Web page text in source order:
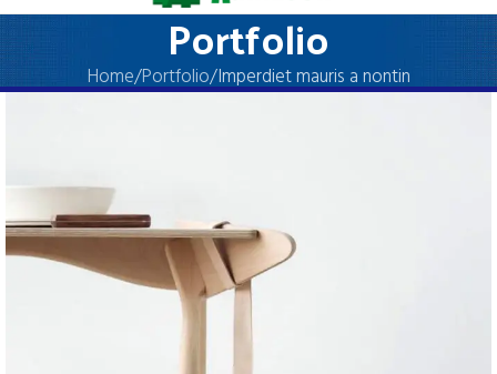
Portfolio
Home Portfolio Imperdiet mauris a nontin